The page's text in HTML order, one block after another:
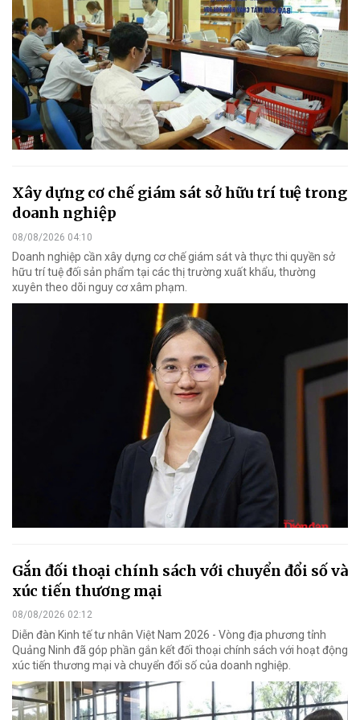
Xây dựng cơ chế giám sát sở hữu trí tuệ trong
doanh nghiệp
08/08/2026 04:10
Doanh nghiệp cần xây dựng cơ chế giám sát và thực thi quyền sở
hữu trí tuệ đối sản phẩm tại các thị trường xuất khẩu, thường
xuyên theo dõi nguy cơ xâm phạm.
Gắn đối thoại chính sách với chuyển đổi số và
xúc tiến thương mại
08/08/2026 02:12
Diễn đàn Kinh tế tư nhân Việt Nam 2026 - Vòng địa phương tỉnh
Quảng Ninh đã góp phần gắn kết đối thoại chính sách với hoạt động
xúc tiến thương mại và chuyển đổi số của doanh nghiệp.